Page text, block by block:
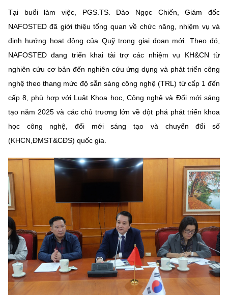
Liên hệ
Địa chỉ: Ban Biên tập Cổng TTĐT - 18 Nguyễn Du, TP. Hà Nội
Email:
stc@mst.gov.vn
©2026 Bản quyền thuộc Bộ Khoa Học và Công Nghệ
(Ghi rõ nguồn "https://mst.gov.vn" khi phát hành lại thông tin từ
website này)
Tại buổi làm việc, PGS.TS. Đào Ngọc Chiến, Giám đốc
NAFOSTED đã giới thiệu tổng quan về chức năng, nhiệm vụ và
định hướng hoạt động của Quỹ trong giai đoạn mới. Theo đó,
NAFOSTED đang triển khai tài trợ các nhiệm vụ KH&CN từ
nghiên cứu cơ bản đến nghiên cứu ứng dụng và phát triển công
nghệ theo thang mức độ sẵn sàng công nghệ (TRL) từ cấp 1 đến
cấp 8, phù hợp với Luật Khoa học, Công nghệ và Đổi mới sáng
tạo năm 2025 và các chủ trương lớn về đột phá phát triển khoa
học công nghệ, đổi mới sáng tạo và chuyển đổi số
(KHCN,ĐMST&CĐS) quốc gia.